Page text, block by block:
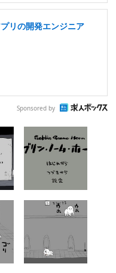
リの開発エンジニア
Sponsored by